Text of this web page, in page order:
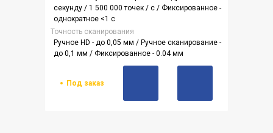
секунду / 1 500 000 точек / с / Фиксированное -
однократное <1 с
Точность сканирования
Ручное HD - до 0,05 мм / Ручное сканирование -
до 0,1 мм / Фиксированное - 0.04 мм
Под заказ